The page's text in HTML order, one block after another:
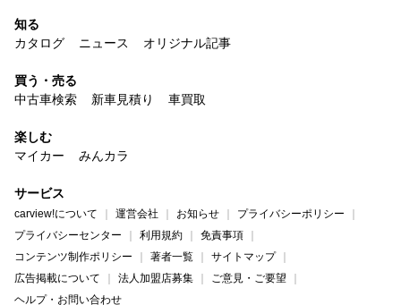
知る
カタログ
ニュース オリジナル記事
買う・売る
中古車検索
新車見積り 車買取
楽しむ
マイカー
みんカラ
サービス
carview!について 運営会社 お知らせ
プライバシーポリシー
プライバシーセンター
利用規約
免責事項
コンテンツ制作ポリシー
著者一覧
サイトマップ
広告掲載について
法人加盟店募集
ご意見・ご要望
ヘルプ・お問い合わせ